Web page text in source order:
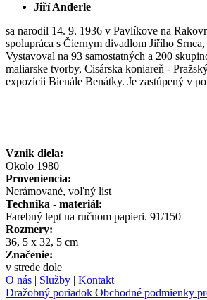
Jiří Anderle
sa narodil 14. 9. 1936 v Pavlíkove na
spolupráca s Čiernym divadlom Jiřího
Vystavoval na 93 samostatných a 200
maliarske tvorby, Cisárska koniareň -
expozícii Bienále Benátky. Je zastúpený v
Vznik diela:
Okolo 1980
Proveniencia:
Nerámované, voľný list
Technika - materiál:
Farebný lept na ručnom papieri. 91/150
Rozmery:
36, 5 x 32, 5 cm
Značenie:
v strede dole
O nás | Služby | Kontakt
Dražobný poriadok Obchodné podmienky